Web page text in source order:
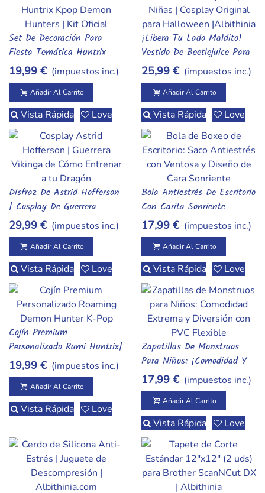
Añadir Al Carrito
Set De Decoración Para
Fiesta Temática Huntrix
(Kpop Demon Hunters) |
Kit Completo Oficial Para
Fandom
19,99 € (impuestos inc.)
Añadir Al Carrito
Vista Rápida Love
Añadir Al Carrito
¡Libera Tu Lado Maldito!
Vestido De Beetlejuice Para
Niñas
25,99 € (impuestos inc.)
Añadir Al Carrito
Vista Rápida Love
Añadir Al Carrito
Disfraz De Astrid Hofferson
| Cosplay De Guerrera
Vikinga De "Cómo Entrenar
A Tu Dragón"
29,99 € (impuestos inc.)
Añadir Al Carrito
Vista Rápida Love
Añadir Al Carrito
Bola Antiestrés De Escritorio
Con Carita Sonriente
17,99 € (impuestos inc.)
Añadir Al Carrito
Vista Rápida Love
Añadir Al Carrito
Cojín Premium
Personalizado Rumi Huntrix|
Demon Hunter & K-Pop
19,99 € (impuestos inc.)
Añadir Al Carrito
Vista Rápida Love
Añadir Al Carrito
Zapatillas De Monstruos
Para Niños: ¡Comodidad Y
Diversión Con PVC
Acolchado!
17,99 € (impuestos inc.)
Añadir Al Carrito
Vista Rápida Love